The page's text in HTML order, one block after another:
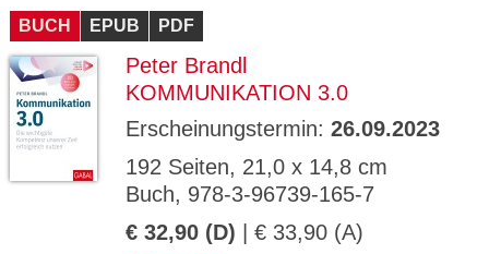
BUCH EPUB PDF
Peter Brandl
KOMMUNIKATION 3.0
Erscheinungstermin: 26.09.2023
192 Seiten, 21,0 x 14,8 cm
Buch, 978-3-96739-165-7
€ 32,90 (D) | € 33,90 (A)